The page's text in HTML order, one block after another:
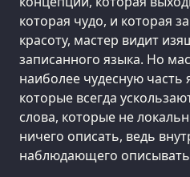
которая чудо, и которая
красоту, мастер видит
записанного языка. Но
наиболее чудесную часть
которые всегда
слова, которые не
ничего описать, ведь
наблюдающего описывать